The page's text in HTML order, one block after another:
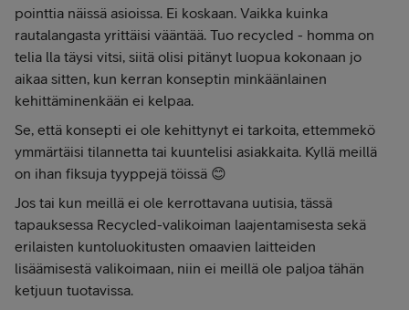
pointtia näissä asioissa. Ei koskaan. Vaikka kuinka
rautalangasta yrittäisi vääntää. Tuo recycled - homma on
telia lla täysi vitsi, siitä olisi pitänyt luopua kokonaan jo
aikaa sitten, kun kerran konseptin minkäänlainen
kehittäminenkään ei kelpaa.
Se, että konsepti ei ole kehittynyt ei tarkoita, ettemmekö
ymmärtäisi tilannetta tai kuuntelisi asiakkaita. Kyllä meillä
on ihan fiksuja tyyppejä töissä 😊
Jos tai kun meillä ei ole kerrottavana uutisia, tässä
tapauksessa Recycled-valikoiman laajentamisesta sekä
erilaisten kuntoluokitusten omaavien laitteiden
lisäämisestä valikoimaan, niin ei meillä ole paljoa tähän
ketjuun tuotavissa.